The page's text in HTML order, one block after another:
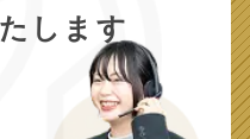
します